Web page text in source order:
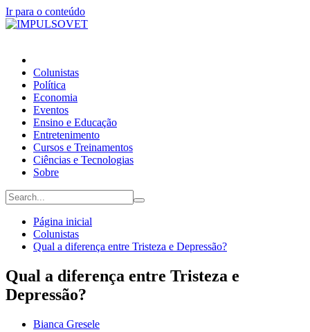
Ir para o conteúdo
Colunistas
Política
Economia
Eventos
Ensino e Educação
Entretenimento
Cursos e Treinamentos
Ciências e Tecnologias
Sobre
Página inicial
Colunistas
Qual a diferença entre Tristeza e Depressão?
Qual a diferença entre Tristeza e
Depressão?
Bianca Gresele